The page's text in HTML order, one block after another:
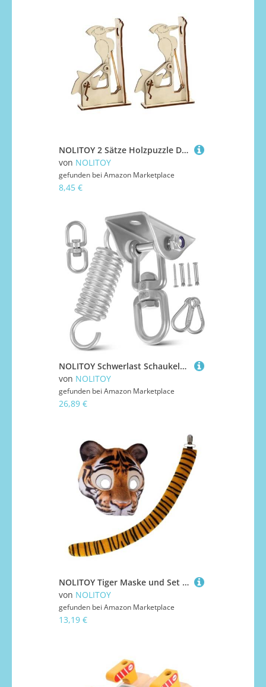
NOLITOY 2 Sätze Holzpuzzle DIY Lernspielzeug Holz Specht Modell Bausatz Pädagogisches Bastelspielzeug Kreative Handarbeit für Jungen und Mädchen
von NOLITOY
gefunden bei Amazon Marketplace
8,45 €
NOLITOY Schwerlast Schaukelhaken mit Drehbaren Aufhängehaken und Schrauben Verschleißfest Rostfrei für Hängematten Schaukeln Sandsäcke Terrassen und Spielplätze Geeignet
von NOLITOY
gefunden bei Amazon Marketplace
26,89 €
NOLITOY Tiger Maske und Set Atmungsaktives EVA Tierkostüm mit Elastischem Band Leichte Animal Masquerade Maske für Halloween Karneval Kostümparty Einzigartiges Cosplay Zubehör
von NOLITOY
gefunden bei Amazon Marketplace
13,19 €